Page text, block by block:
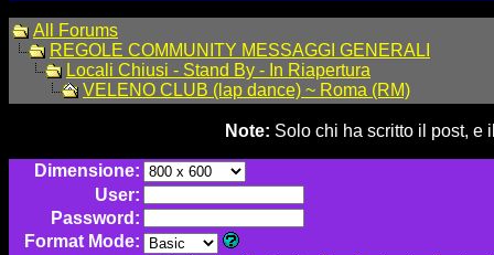
All Forums
REGOLE COMMUNITY MESSAGGI GENERALI
Locali Chiusi - Stand By - In Riapertura
VELENO CLUB (lap dance) ~ Roma (RM)
Note: Solo chi ha scritto il post, e
Dimensione:
User:
Password:
Format Mode: